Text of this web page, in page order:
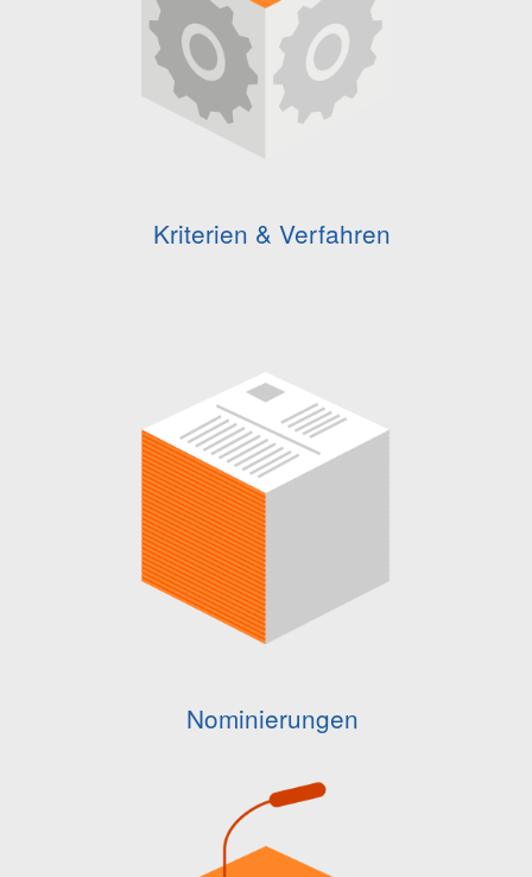
Kriterien & Verfahren
Nominierungen